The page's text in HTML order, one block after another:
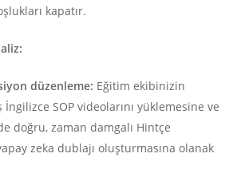
kapatır.
düzenleme: Eğitim ekibinizin
İngilizce SOP videolarını yüklemesine ve
doğru, zaman damgalı Hintçe
zeka dublajı oluşturmasına olanak